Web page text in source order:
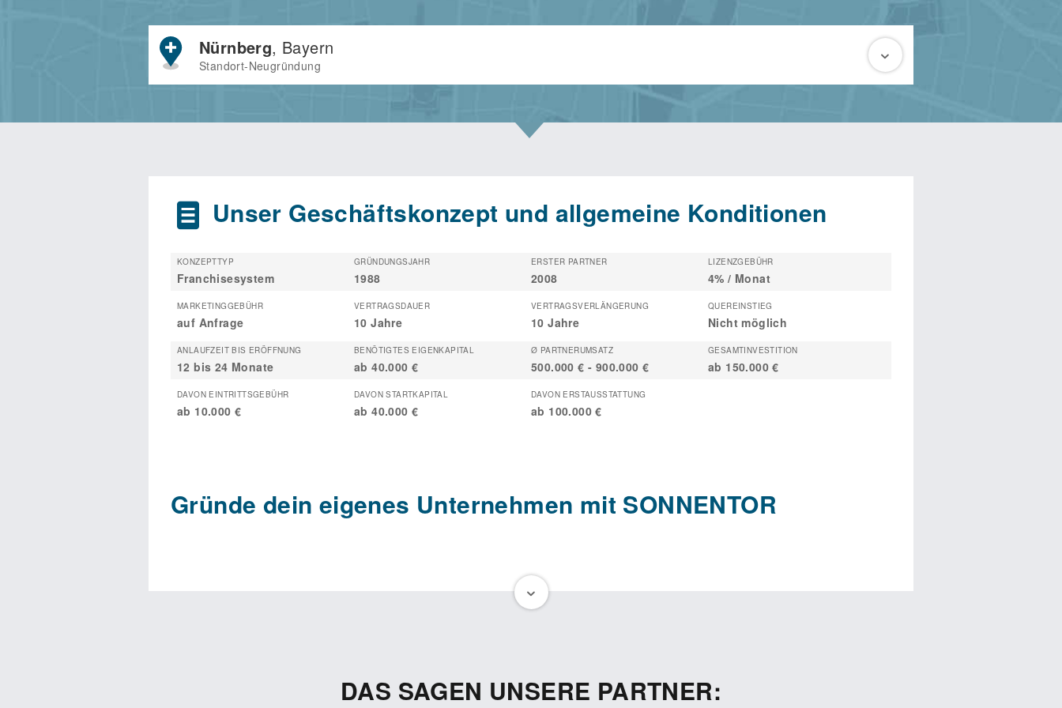
Nürnberg, Bayern
Standort-Neugründung
Unser Geschäftskonzept und allgemeine Konditionen
KONZEPTTYP
Franchisesystem
GRÜNDUNGSJAHR
1988
ERSTER PARTNER
2008
LIZENZGEBÜHR
4% / Monat
MARKETINGGEBÜHR
auf Anfrage
VERTRAGSDAUER
10 Jahre
VERTRAGSVERLÄNGERUNG
10 Jahre
QUEREINSTIEG
Nicht möglich
ANLAUFZEIT BIS ERÖFFNUNG
12 bis 24 Monate
BENÖTIGTES EIGENKAPITAL
ab 40.000 €
Ø PARTNERUMSATZ
500.000 € - 900.000 €
GESAMTINVESTITION
ab 150.000 €
DAVON EINTRITTSGEBÜHR
ab 10.000 €
DAVON STARTKAPITAL
ab 40.000 €
DAVON ERSTAUSSTATTUNG
ab 100.000 €
Gründe dein eigenes Unternehmen mit SONNENTOR
Interessierst du dich für Bio-Lebensmittel und legst großen Wert auf Nachhaltigkeit? Oder bist du ein Fan von SONNENTOR und
möchtest deine Leidenschaft für hochwertige Bioprodukte zu deinem Beruf machen? Dann könnte die Eröffnung eines eigenen
bewährten Geschäftsmodell, das für kontinuierliches Wachstum bekannt ist.
DAS SAGEN UNSERE PARTNER: